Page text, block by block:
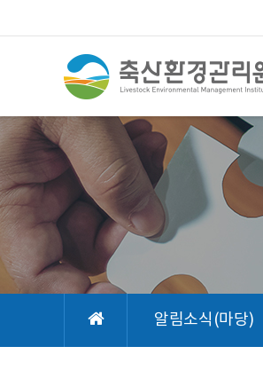
알림소식(마당)